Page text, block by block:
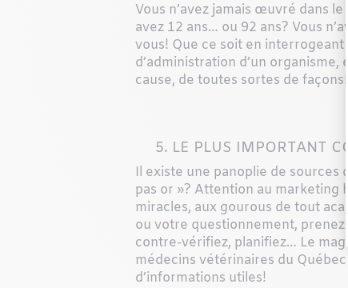
Vous n’avez jamais œuvré dans
avez 12 ans… ou 92 ans? Vous
vous! Que ce soit en
d’administration d’un
cause, de toutes sortes de façons!
5. LE PLUS IMPORTANT
Il existe une panoplie de sources
pas or »? Attention au marketing
miracles, aux gourous de tout
ou votre questionnement,
contre-vérifiez, planifiez… Le
médecins vétérinaires du
d’informations utiles!